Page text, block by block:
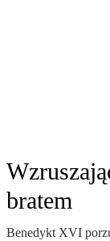
bratem
Benedykt XVI